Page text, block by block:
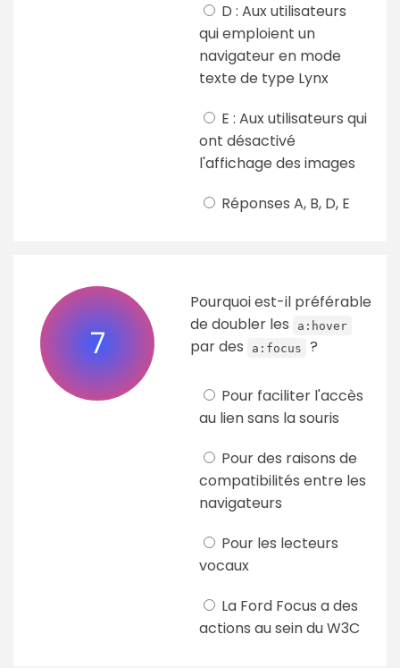
D : Aux utilisateurs
qui emploient un
navigateur en mode
texte de type Lynx
E : Aux utilisateurs qui
ont désactivé
l'affichage des images
Réponses A, B, D, E
7
Pourquoi est-il préférable
de doubler les
a:hover
par des a:focus ?
Pour faciliter l'accès
au lien sans la souris
Pour des raisons de
compatibilités entre les
navigateurs
Pour les lecteurs
vocaux
La Ford Focus a des
actions au sein du W3C